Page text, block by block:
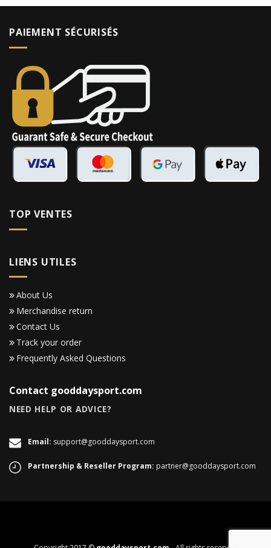
PAIEMENT SÉCURISÉS
TOP VENTES
LIENS UTILES
About Us
Merchandise return
Contact Us
Track your order
Frequently Asked Questions
Contact gooddaysport.com
NEED HELP OR ADVICE?
Email: support@gooddaysport.com
Partnership & Reseller Program: partner@gooddaysport.com